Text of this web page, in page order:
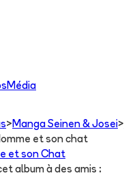
Média
> Manga Seinen & Josei>
et son chat
et son Chat
album à des amis :